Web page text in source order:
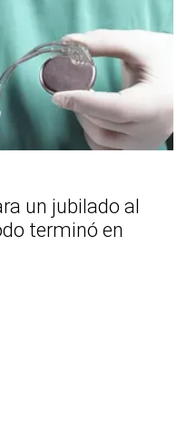
un jubilado al
terminó en